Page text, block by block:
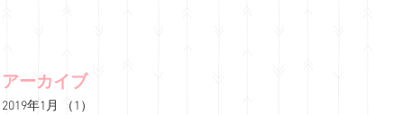
アーカイブ
2019年1月 （1）